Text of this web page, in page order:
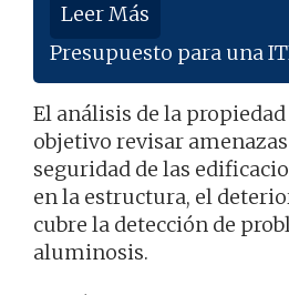
Leer Más
Presupuesto para una
El análisis de la
objetivo revisar
seguridad de las
en la estructura, el
cubre la detección de
aluminosis.